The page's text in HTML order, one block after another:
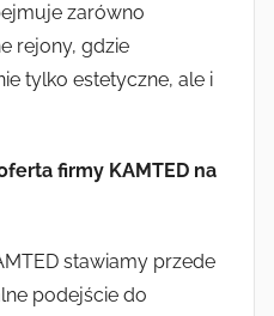
zarówno
rejony, gdzie
tylko estetyczne, ale i
firmy KAMTED na
stawiamy przede
podejście do